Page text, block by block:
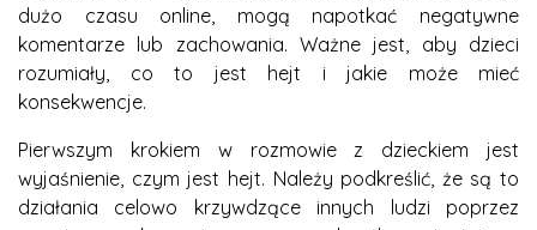
dużo czasu online, mogą napotkać negatywne
komentarze lub zachowania. Ważne jest, aby dzieci
rozumiały, co to jest hejt i jakie może mieć
konsekwencje.
Pierwszym krokiem w rozmowie z dzieckiem jest
wyjaśnienie, czym jest hejt. Należy podkreślić, że są to
działania celowo krzywdzące innych ludzi poprzez